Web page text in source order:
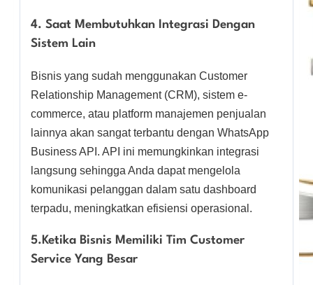
4. Saat Membutuhkan Integrasi Dengan
Sistem Lain
Bisnis yang sudah menggunakan Customer
Relationship Management (CRM), sistem e-
commerce, atau platform manajemen penjualan
lainnya akan sangat terbantu dengan WhatsApp
Business API. API ini memungkinkan integrasi
langsung sehingga Anda dapat mengelola
komunikasi pelanggan dalam satu dashboard
terpadu, meningkatkan efisiensi operasional.
5.Ketika Bisnis Memiliki Tim Customer
Service Yang Besar